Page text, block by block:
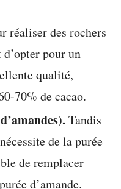
réaliser des rochers
pour un
qualité,
70% de cacao.
Tandis
de la purée
de remplacer
d’amande.